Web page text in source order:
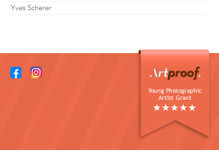
Yves Scherer